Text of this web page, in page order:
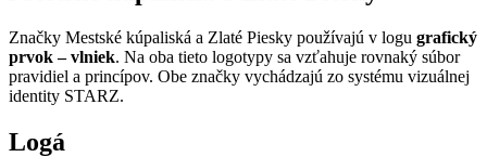
Značky Mestské kúpaliská a Zlaté Piesky používajú v logu grafický
prvok – vlniek. Na oba tieto logotypy sa vzťahuje rovnaký súbor
pravidiel a princípov. Obe značky vychádzajú zo systému vizuálnej
identity STARZ.
Logá